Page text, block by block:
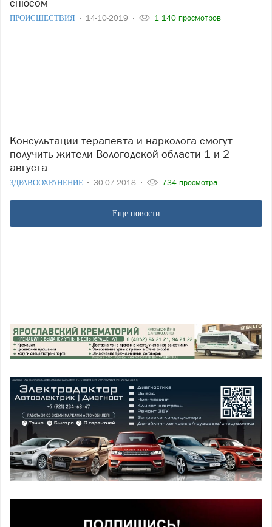
снюсом
ПРОИСШЕСТВИЯ 14-10-2019 1 140 просмотров
Консультации терапевта и нарколога смогут
получить жители Вологодской области 1 и 2
августа
ЗДРАВООХРАНЕНИЕ 30-07-2018 734 просмотра
Еще новости